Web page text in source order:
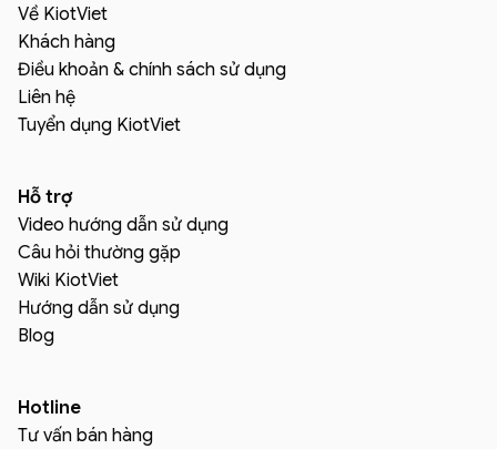
Về KiotViet
Khách hàng
Điều khoản & chính sách sử dụng
Liên hệ
Tuyển dụng KiotViet
Hỗ trợ
Video hướng dẫn sử dụng
Câu hỏi thường gặp
Wiki KiotViet
Hướng dẫn sử dụng
Blog
Hotline
Tư vấn bán hàng